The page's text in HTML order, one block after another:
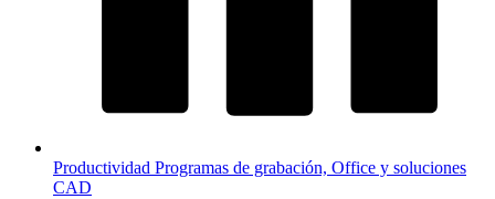
Productividad Programas de grabación, Office y soluciones
CAD